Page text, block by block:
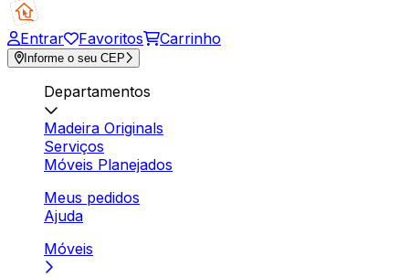
Entrar Favoritos Carrinho
Informe o seu CEP
Departamentos
Madeira Originals
Serviços
Móveis Planejados
Meus pedidos
Ajuda
Móveis